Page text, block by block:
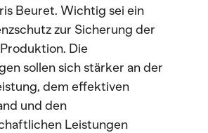
Beuret. Wichtig sei ein
zur Sicherung der
Die
sollen sich stärker an der
dem effektiven
und den
Leistungen